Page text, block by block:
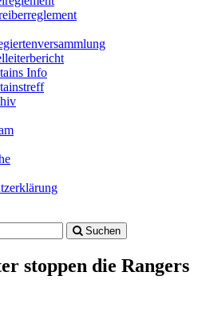
Info
Suchen
stoppen die Rangers